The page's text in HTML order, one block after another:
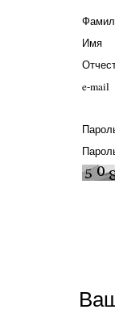
Имя
e-mail